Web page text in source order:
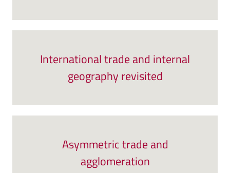
International trade and internal
geography revisited
Asymmetric trade and
agglomeration